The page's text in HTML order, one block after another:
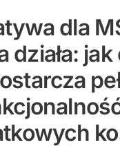
dla
działa: